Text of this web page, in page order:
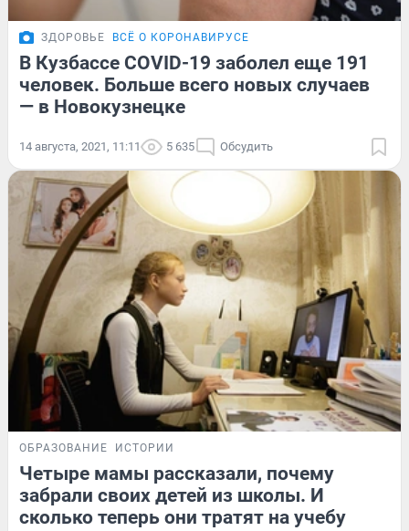
ЗДОРОВЬЕ ВСЁ О КОРОНАВИРУСЕ
В Кузбассе COVID-19 заболел еще 191
человек. Больше всего новых случаев
— в Новокузнецке
14 августа, 2021, 11:11 5 635 Обсудить
ОБРАЗОВАНИЕ ИСТОРИИ
Четыре мамы рассказали, почему
забрали своих детей из школы. И
сколько теперь они тратят на учебу